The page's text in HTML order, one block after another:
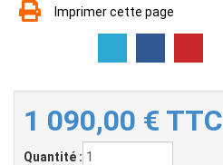
Imprimer cette page
1 090,00 € TTC
Quantité :